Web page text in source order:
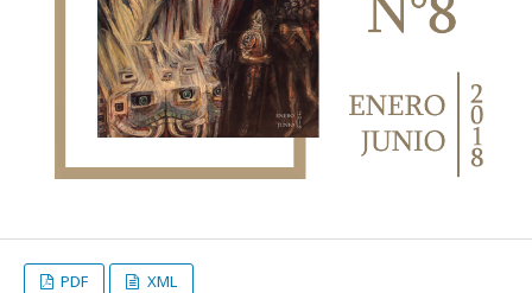
PDF XML